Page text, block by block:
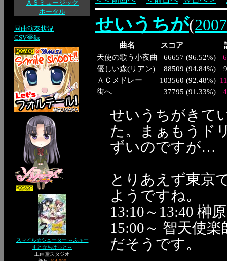
ＡＳミュージック
ポータル
同曲演奏状況
CSV登録
スマイル☆シューター ～ふぁー
すと☆ちけっと～
工画堂スタジオ
せいうちが(
曲名 スコア
天使の歌う小夜曲
66657 (96.52%)
優しい森(リアン)
88509 (94.84%)
ＡＣメドレー
103560 (92.48%)
街へ
37795 (91.33%)
せいうちがきて
た。まぁもうド
ずいのですが…
とりあえず東京
ようですね。
13:10～13:40 榊
15:00～ 智天使
だそうです。